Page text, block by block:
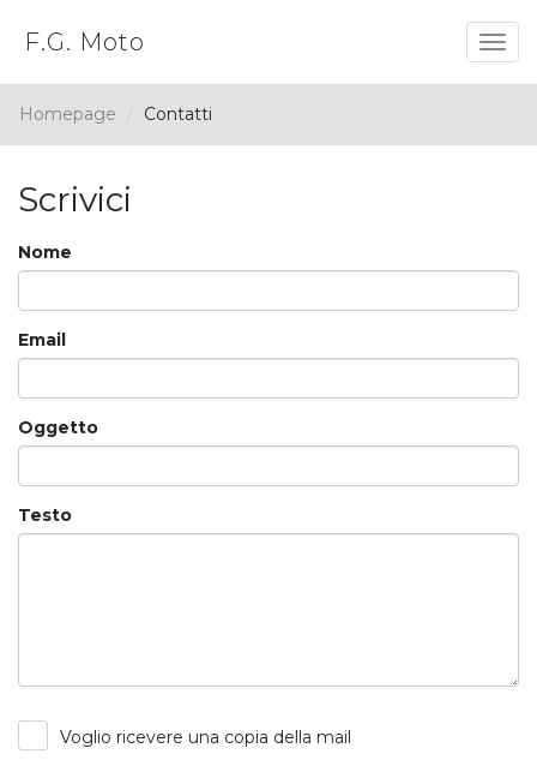
F.G. Moto
Homepage Contatti
Scrivici
Nome
Email
Oggetto
Testo
Voglio ricevere una copia della mail